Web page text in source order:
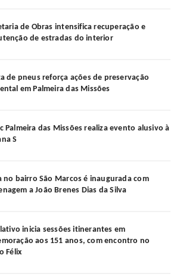
de Obras intensifica recuperação e
de estradas do interior
de pneus reforça ações de preservação
em Palmeira das Missões
Palmeira das Missões realiza evento alusivo à
S
no bairro São Marcos é inaugurada com
a João Brenes Dias da Silva
inicia sessões itinerantes em
aos 151 anos, com encontro no
Félix